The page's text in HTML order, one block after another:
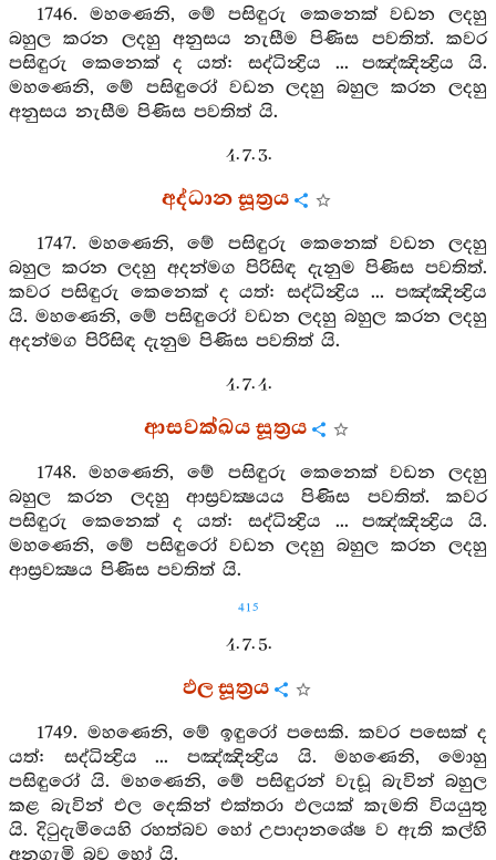
1746. මහණෙනි, මේ පසිඳුරු කෙනෙක් වඩන ලදහු
බහුල කරන ලදහු අනුසය නැසීම පිණිස පවතිත්. කවර
පසිඳුරු කෙනෙක් ද යත්: සද්ධින්‍ද්‍රිය ... පඤ්ඤින්‍ද්‍රිය යි.
මහණෙනි, මේ පසිඳුරෝ වඩන ලදහු බහුල කරන ලදහු
අනුසය නැසීම පිණිස පවතිත් යි.
4. 7. 3.
අද්ධාන සූත්‍රය
1747. මහණෙනි, මේ පසිඳුරු කෙනෙක් වඩන ලදහු
බහුල කරන ලදහු අදන්මග පිරිසිඳ දැනුම පිණිස පවතිත්.
කවර පසිඳුරු කෙනෙක් ද යත්: සද්ධින්‍ද්‍රිය ... පඤ්ඤින්‍ද්‍රිය
යි. මහණෙනි, මේ පසිඳුරෝ වඩන ලදහු බහුල කරන ලදහු
අදන්මග පිරිසිඳ දැනුම පිණිස පවතිත් යි.
4. 7. 4.
ආසවක්ඛය සූත්‍රය
1748. මහණෙනි, මේ පසිඳුරු කෙනෙක් වඩන ලදහු
බහුල කරන ලදහු ආස්‍රවක්‍ෂයය පිණිස පවතිත්. කවර
පසිඳුරු කෙනෙක් ද යත්: සද්ධින්‍ද්‍රිය ... පඤ්ඤින්‍ද්‍රිය යි.
මහණෙනි, මේ පසිඳුරෝ වඩන ලදහු බහුල කරන ලදහු
ආස්‍රවක්‍ෂය පිණිස පවතිත් යි.
415
4. 7. 5.
ඵල සූත්‍රය
1749. මහණෙනි, මේ ඉඳුරෝ පසෙකි. කවර පසෙක් ද
යත්: සද්ධින්‍ද්‍රිය ... පඤ්ඤින්‍ද්‍රිය යි. මහණෙනි, මොහු
පසිඳුරෝ යි. මහණෙනි, මේ පසිඳුරන් වැඩූ බැවින් බහුල
කළ බැවින් එල දෙකින් එක්තරා ඵලයක් කැමති වියයුතු
යි. දිටුදැමියෙහි රහත්බව හෝ උපාදානශේෂ ව ඇති කල්හි
අනගැමි බව හෝ යි.